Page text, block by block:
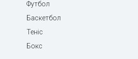
Футбол
Баскетбол
Теніс
Бокс